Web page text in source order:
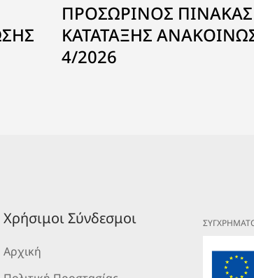
ΠΡΟΣΩΡΙΝΟΣ ΠΙΝΑΚΑΣ
ΚΑΤΑΤΑΞΗΣ
4/2026
Χρήσιμοι Σύνδεσμοι
Αρχική